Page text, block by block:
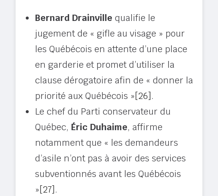
Bernard Drainville qualifie le
jugement de « gifle au visage » pour
les Québécois en attente d’une place
en garderie et promet d’utiliser la
clause dérogatoire afin de « donner la
priorité aux Québécois »[26].
Le chef du Parti conservateur du
Québec, Éric Duhaime, affirme
notamment que « les demandeurs
d’asile n’ont pas à avoir des services
subventionnés avant les Québécois
»[27].